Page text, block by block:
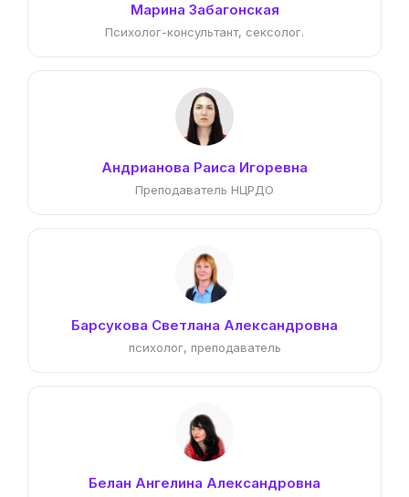
Марина Забагонская
Психолог-консультант, сексолог.
Андрианова Раиса Игоревна
Преподаватель НЦРДО
Барсукова Светлана Александровна
психолог, преподаватель
Белан Ангелина Александровна